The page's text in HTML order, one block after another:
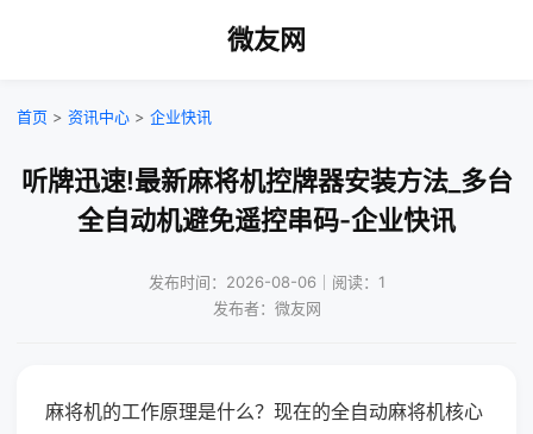
微友网
首页 > 资讯中心 > 企业快讯
听牌迅速!最新麻将机控牌器安装方法_多台
全自动机避免遥控串码-企业快讯
发布时间：2026-08-06｜阅读：1
发布者：微友网
麻将机的工作原理是什么？现在的全自动麻将机核心